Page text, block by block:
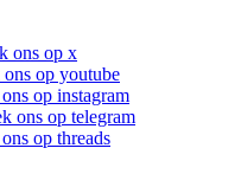
ons op x
op youtube
op instagram
ons op telegram
op threads